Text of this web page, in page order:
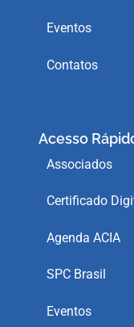
Eventos
Contatos
Acesso
Associados
Certificado
Agenda ACIA
SPC Brasil
Eventos